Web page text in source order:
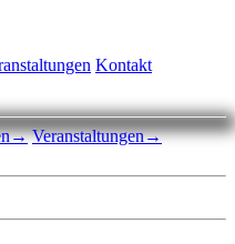
Kontakt
→ Veranstaltungen→